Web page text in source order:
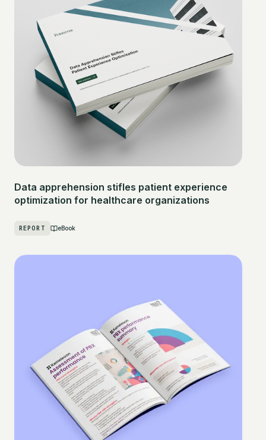
Data apprehension stifles patient experience
optimization for healthcare organizations
REPORT eBook